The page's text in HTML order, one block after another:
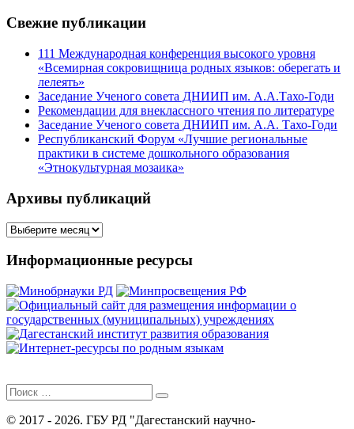
Свежие публикации
111 Международная конференция высокого уровня
«Всемирная сокровищница родных языков: оберегать и
лелеять»
Заседание Ученого совета ДНИИП им. А.А.Тахо-Годи
Рекомендации для внеклассного чтения по литературе
Заседание Ученого совета ДНИИП им. А.А. Тахо-Годи
Республиканский Форум «Лучшие региональные
практики в системе дошкольного образования
«Этнокультурная мозаика»
Архивы публикаций
Архивы
Информационные ресурсы
Поиск
для:
© 2017 - 2026. ГБУ РД "Дагестанский научно-